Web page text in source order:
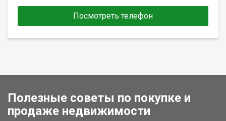
Посмотреть телефон
Полезные советы по покупке и
продаже недвижимости